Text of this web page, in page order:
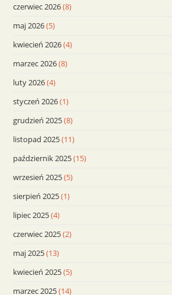
czerwiec 2026(8)
maj 2026(5)
kwiecień 2026(4)
marzec 2026(8)
luty 2026(4)
styczeń 2026(1)
grudzień 2025(8)
listopad 2025(11)
październik 2025(15)
wrzesień 2025(5)
sierpień 2025(1)
lipiec 2025(4)
czerwiec 2025(2)
maj 2025(13)
kwiecień 2025(5)
marzec 2025(14)